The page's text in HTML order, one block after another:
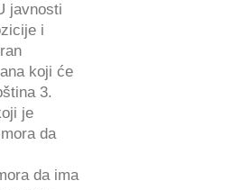
javnosti
i
koji će
3.
je
da
da ima